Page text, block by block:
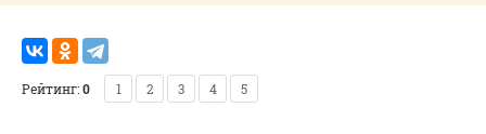
Рейтинг:0 1 2 3 4 5